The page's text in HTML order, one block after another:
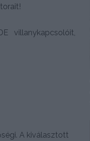
villanykapcsolóit,
A kiválasztott